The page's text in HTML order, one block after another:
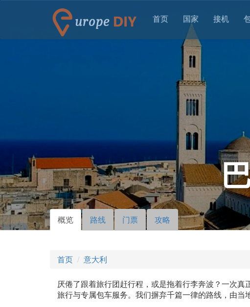
首页 国家 接机
主标签
概览 （活
动标
路线 门票 攻略
首页 意大利
厌倦了跟着旅行团赶行程，或是拖着行李奔波？一次
旅行与专属包车服务。我们摒弃千篇一律的路线，由当